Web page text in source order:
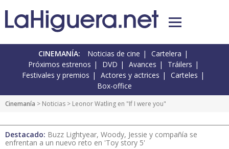
CINEMANÍA: Noticias de cine
Cartelera
Próximos estrenos
DVD Avances
Tráilers
Festivales y premios
Actores y actrices
Carteles
Box-office
Cinemanía > Noticias > Leonor Watling en "If I were you"
Destacado: Buzz Lightyear, Woody, Jessie y compañía se
enfrentan a un nuevo reto en 'Toy story 5'